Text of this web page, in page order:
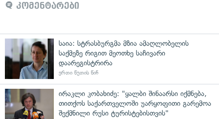
კომენტარები
საია: სტრასბურგმა მზია ამაღლობელის
საქმეზე რიგით მეოთხე საჩივარი
დაარეგისტრირა
ერთი წუთის წინ
ირაკლი კობახიძე: "ყალბი შინაარსი იქმნება,
თითქოს საქართველოში უარყოფითი გარემოა
შექმნილი რუსი ტურისტებისთვის"